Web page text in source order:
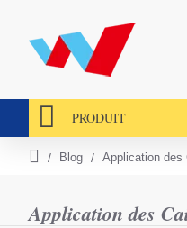
PRODUIT
Application des
e
Blog Application des